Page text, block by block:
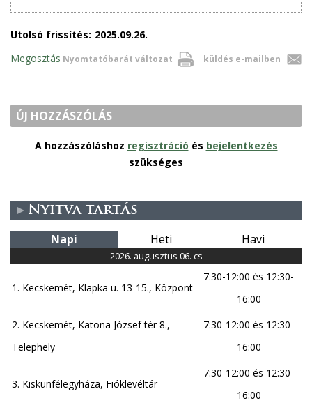
Utolsó frissítés: 2025.09.26.
Nyomtatóbarát változat küldés e-mailben
Megosztás
ÚJ HOZZÁSZÓLÁS
A hozzászóláshoz regisztráció és bejelentkezés
szükséges
Nyitva tartás
Napi Heti Havi
2026. augusztus 06. cs
1. Kecskemét, Klapka u. 13-15., Központ
7:30-12:00 és 12:30-
16:00
2. Kecskemét, Katona József tér 8.,
Telephely
7:30-12:00 és 12:30-
16:00
3. Kiskunfélegyháza, Fióklevéltár
7:30-12:00 és 12:30-
16:00